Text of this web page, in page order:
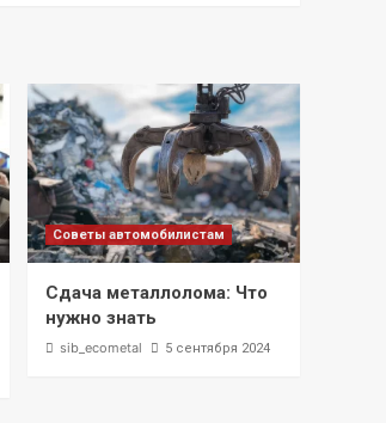
Советы автомобилистам
Сдача металлолома: Что
нужно знать
sib_ecometal 5 сентября 2024